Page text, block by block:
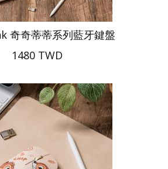
奇奇蒂蒂系列藍牙鍵盤
1480 TWD